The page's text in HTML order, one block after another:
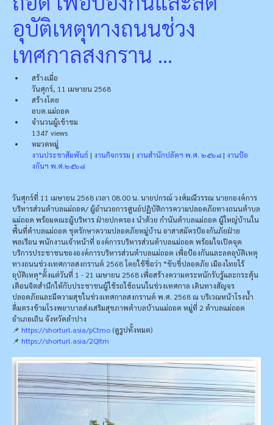
อุบัติเหตุทางถนนช่วง
เทศกาลสงกราน ...
สร้างเมื่อ
วันศุกร์, 11 เมษายน 2568
สร้างโดย
อบต.แม่ถอด
จำนวนผู้เข้าชม
1347 views
หมวดหมู่
งานประชาสัมพันธ์ | งานกิจกรรม | งานสำนักปลัดฯ พ.ศ. ๒๕๖๘ | งานป้อ
งกันฯ พ.ศ.๒๕๖๘
วันศุกร์ที่ 11 เมษายน 2568 เวลา 08.00 น. นายปกรณ์ วงศ์มณีวรรณ นายกองค์การ
บริหารส่วนตำบลแม่ถอด/ ผู้อำนวยการศูนย์ปฏิบัติการความปลอดภัยทางถนนตำบล
แม่ถอด พร้อมคณะผู้บริหาร ฝ่ายปกครอง นำด้วย กำนันตำบลแม่ถอด ผู้ใหญ่บ้านใน
พื้นที่ตำบลแม่ถอด ชุดรักษาความปลอดภัยหมู่บ้าน อาสาสมัครป้องกันภัยฝ่าย
พลเรือน พนักงานเจ้าหน้าที่ องค์การบริหารส่วนตำบลแม่ถอด พร้อมใจเปิดจุด
บริการประชาชนขององค์การบริหารส่วนตำบลแม่ถอด เพื่อป้องกันและลดอุบัติเหตุ
ทางถนนช่วงเทศกาลสงกรานต์ 2568 โดยใช้ชื่อว่า “ขับขี่ปลอดภัย เมืองไทยไร้
อุบัติเหตุ”ตั้งแต่วันที่ 1 - 21 เมษายน 2568 เพื่อสร้างความตระหนักรับรู้และกระตุ้น
เตือนจิตสำนึกให้กับประชาชนผู้ใช้รถใช้ถนนในช่วงเทศกาล เดินทางสัญจร
ปลอดภัยและมีความสุขในช่วงเทศกาลสงกรานต์ พ.ศ. 2568 ณ บริเวณหน้าโรงน้ำ
ดื่มตรงข้ามโรงพยาบาลส่งเสริมสุขภาพตำบลบ้านแม่ถอด หมู่ที่ 2 ตำบลแม่ถอด
อำเภอเถิน จังหวัดลำปาง
📌 https://shorturl.asia/pCtmo (ดูรูปทั้งหมด)
📌 https://shorturl.asia/2QItm